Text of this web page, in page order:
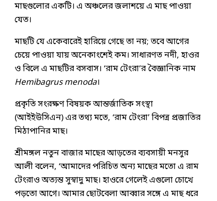
মাছগুলোর একটি। এ অঞ্চলের জলাশয়ে এ মাছ পাওয়া
যেত।
মাছটি যে একেবারেই হারিয়ে গেছে তা নয়; তবে আগের
চেয়ে পাওয়া যায় অনেকাংশেই কম। সাধারণত নদী, হাওর
ও বিলে এ মাছটির বসবাস। ‘রাম টেংরা’র বৈজ্ঞানিক নাম
Hemibagrus menoda।
প্রকৃতি সংরক্ষণ বিষয়ক আন্তর্জাতিক সংস্থা
(আইইউসিএন) এর তথ্য মতে, ‘রাম টেংরা’ বিপন্ন প্রজাতির
মিঠাপানির মাছ।
শ্রীমঙ্গল নতুন বাজার মাছের আড়তের ব্যবসায়ী মনসুর
আলী বলেন, ‘আমাদের পরিচিত অন্য মাছের মতো এ রাম
টেংরাও অত্যন্ত সুস্বাদু মাছ। হাওরে গেলেই এগুলো চোখে
পড়তো আগে। আমার ছোটবেলা আব্বার সঙ্গে এ মাছ ধরে